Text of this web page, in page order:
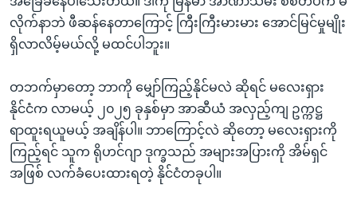
လိုက်နာဘဲ ဖီဆန်နေတာကြောင့် ကြီးကြီးမားမား အောင်မြင်မှုမျိုး
ရှိလာလိမ့်မယ်လို့ မထင်ပါဘူး။
တဘက်မှာတော့ ဘာကို မျှော်ကြည့်နိုင်မလဲ ဆိုရင် မလေးရှား
နိုင်ငံက လာမယ့် ၂၀၂၅ ခုနှစ်မှာ အာဆီယံ အလှည့်ကျ ဥက္ကဋ္ဌ
ရာထူးရယူမယ့် အချိန်ပါ။ ဘာကြောင့်လဲ ဆိုတော့ မလေးရှားကို
ကြည့်ရင် သူက ရိုဟင်ဂျာ ဒုက္ခသည် အများအပြားကို အိမ်ရှင်
အဖြစ် လက်ခံပေးထားရတဲ့ နိုင်ငံတခုပါ။